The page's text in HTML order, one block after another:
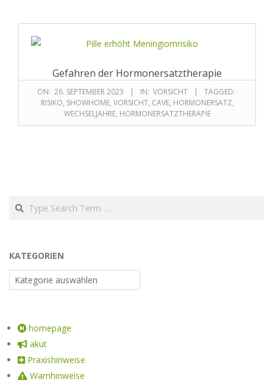
Gefahren der Hormonersatztherapie
ON: 26. SEPTEMBER 2023 IN: VORSICHT
TAGGED:
RISIKO, SHOWHOME, VORSICHT, CAVE, HORMONERSATZ,
WECHSELJAHRE, HORMONERSATZTHERAPIE
KATEGORIEN
homepage
akut
Praxishinweise
Warnhinweise